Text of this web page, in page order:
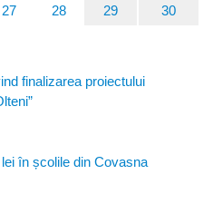
27 28 29 30
finalizarea proiectului
în școlile din Covasna